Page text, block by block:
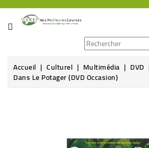
CATÉGORIE
ÉPICERIE
Accueil Culturel Multimédia DVD
Dans Le Potager (DVD Occasion)